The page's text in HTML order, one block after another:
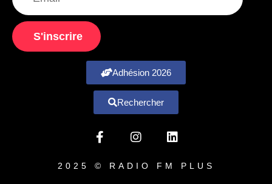
S'inscrire
Adhésion 2026
Rechercher
2025 © RADIO FM PLUS